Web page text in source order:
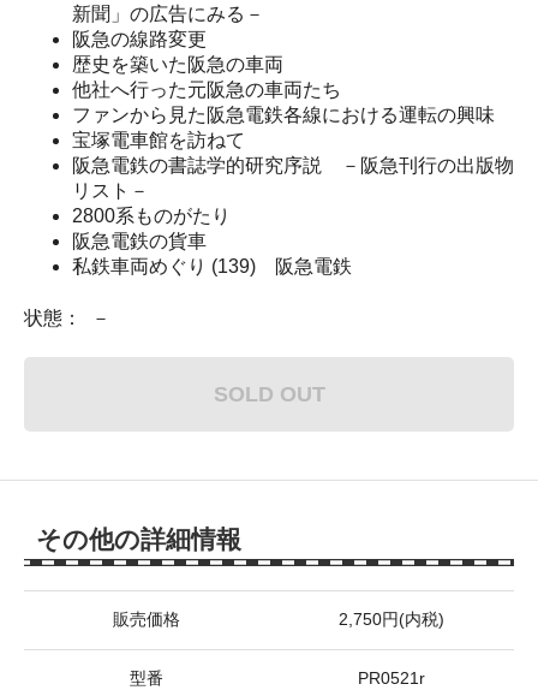
新聞」の広告にみる－
阪急の線路変更
歴史を築いた阪急の車両
他社へ行った元阪急の車両たち
ファンから見た阪急電鉄各線における運転の興味
宝塚電車館を訪ねて
阪急電鉄の書誌学的研究序説 －阪急刊行の出版物
リスト－
2800系ものがたり
阪急電鉄の貨車
私鉄車両めぐり (139) 阪急電鉄
状態： －
SOLD OUT
その他の詳細情報
販売価格 2,750円(内税)
型番 PR0521r